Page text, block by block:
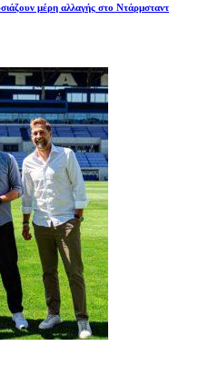
μέρη αλλαγής στο Ντάρμσταντ